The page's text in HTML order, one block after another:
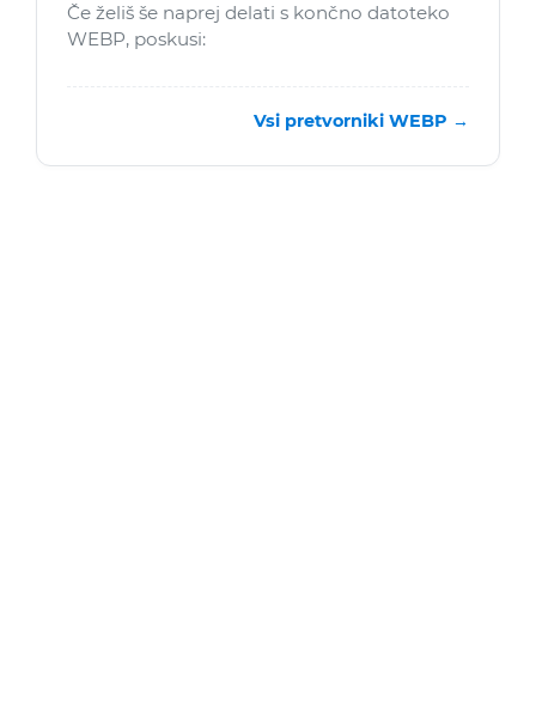
Če želiš še naprej delati s končno datoteko
WEBP, poskusi:
Vsi pretvorniki WEBP →